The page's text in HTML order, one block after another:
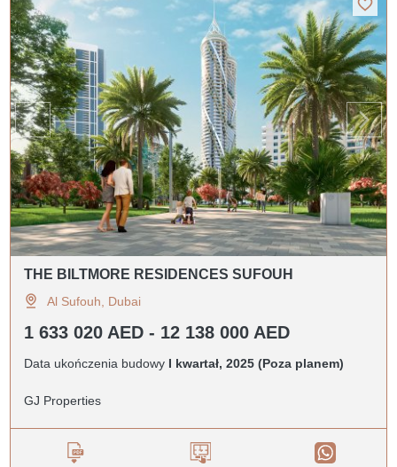
THE BILTMORE RESIDENCES SUFOUH
Al Sufouh, Dubai
1 633 020 AED - 12 138 000 AED
Data ukończenia budowy I kwartał, 2025 (Poza planem)
GJ Properties